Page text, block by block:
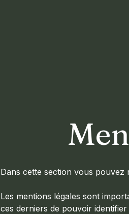
Dans cette section vous pouvez
Les mentions légales sont
ces derniers de pouvoir